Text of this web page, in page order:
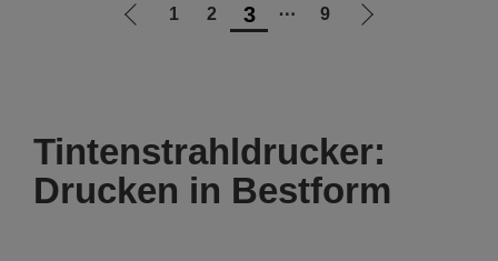
Zur
1 2 3 ⋯ 9
Zur
Tintenstrahldrucker:
Drucken in Bestform